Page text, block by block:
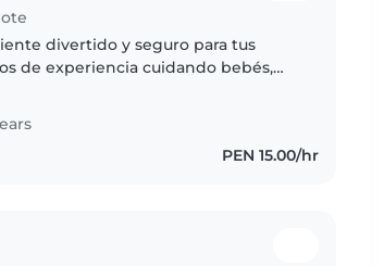
divertido y seguro para tus
de experiencia cuidando bebés,
PEN 15.00/hr